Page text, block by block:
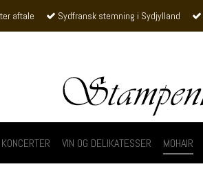
aftale Sydfransk stemning i Sydjylland
KONCERTER VIN OG DELIKATESSER MOHAIR